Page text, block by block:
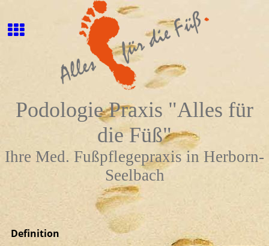
Podologie Praxis "Alles für
die Füß"
Ihre Med. Fußpflegepraxis in Herborn-
Seelbach
Definition